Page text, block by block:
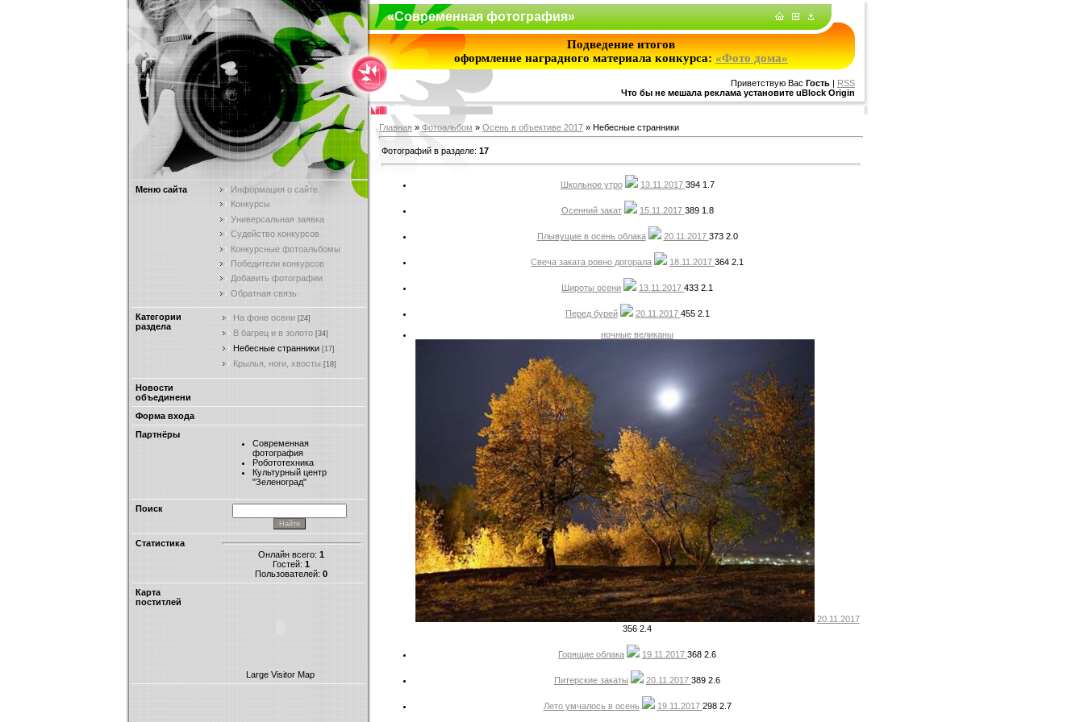
Меню сайта
Информация о сайте
Конкурсы
Универсальная заявка
Судейство конкурсов
Конкурсные фотоальбомы
Победители конкурсов
Добавить фотографии
Обратная связь
Категории
раздела
На фоне осени [24]
В багрец и в золото [34]
Небесные странники [17]
Крылья, ноги, хвосты [18]
Новости
объединени
Форма входа
Партнёры
Современная
фотография
Робототехника
Культурный центр
"Зеленоград"
Поиск
Статистика
Онлайн всего: 1
Гостей: 1
Пользователей: 0
Карта
поститлей
Large Visitor Map
«Современная фотография»
Подведение итогов
оформление наградного материала конкурса:«Фото дома»
Приветствую Вас Гость | RSS
Что бы не мешала реклама установите uBlock Origin
Главная » Фотоальбом » Осень в объективе 2017 » Небесные странники
Фотографий в разделе: 17
Школьное утро 13.11.2017 394 1.7
Осенний закат 15.11.2017 389 1.8
Плывущие в осень облака 20.11.2017 373 2.0
Свеча заката ровно догорала 18.11.2017 364 2.1
Широты осени 13.11.2017 433 2.1
Перед бурей 20.11.2017 455 2.1
ночные великаны
20.11.2017
356 2.4
Горящие облака 19.11.2017 368 2.6
Питерские закаты 20.11.2017 389 2.6
Лето умчалось в осень 19.11.2017 298 2.7